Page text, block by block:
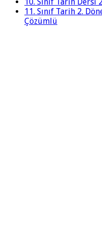
11. Sınıf Tarih 2.
Çözümlü